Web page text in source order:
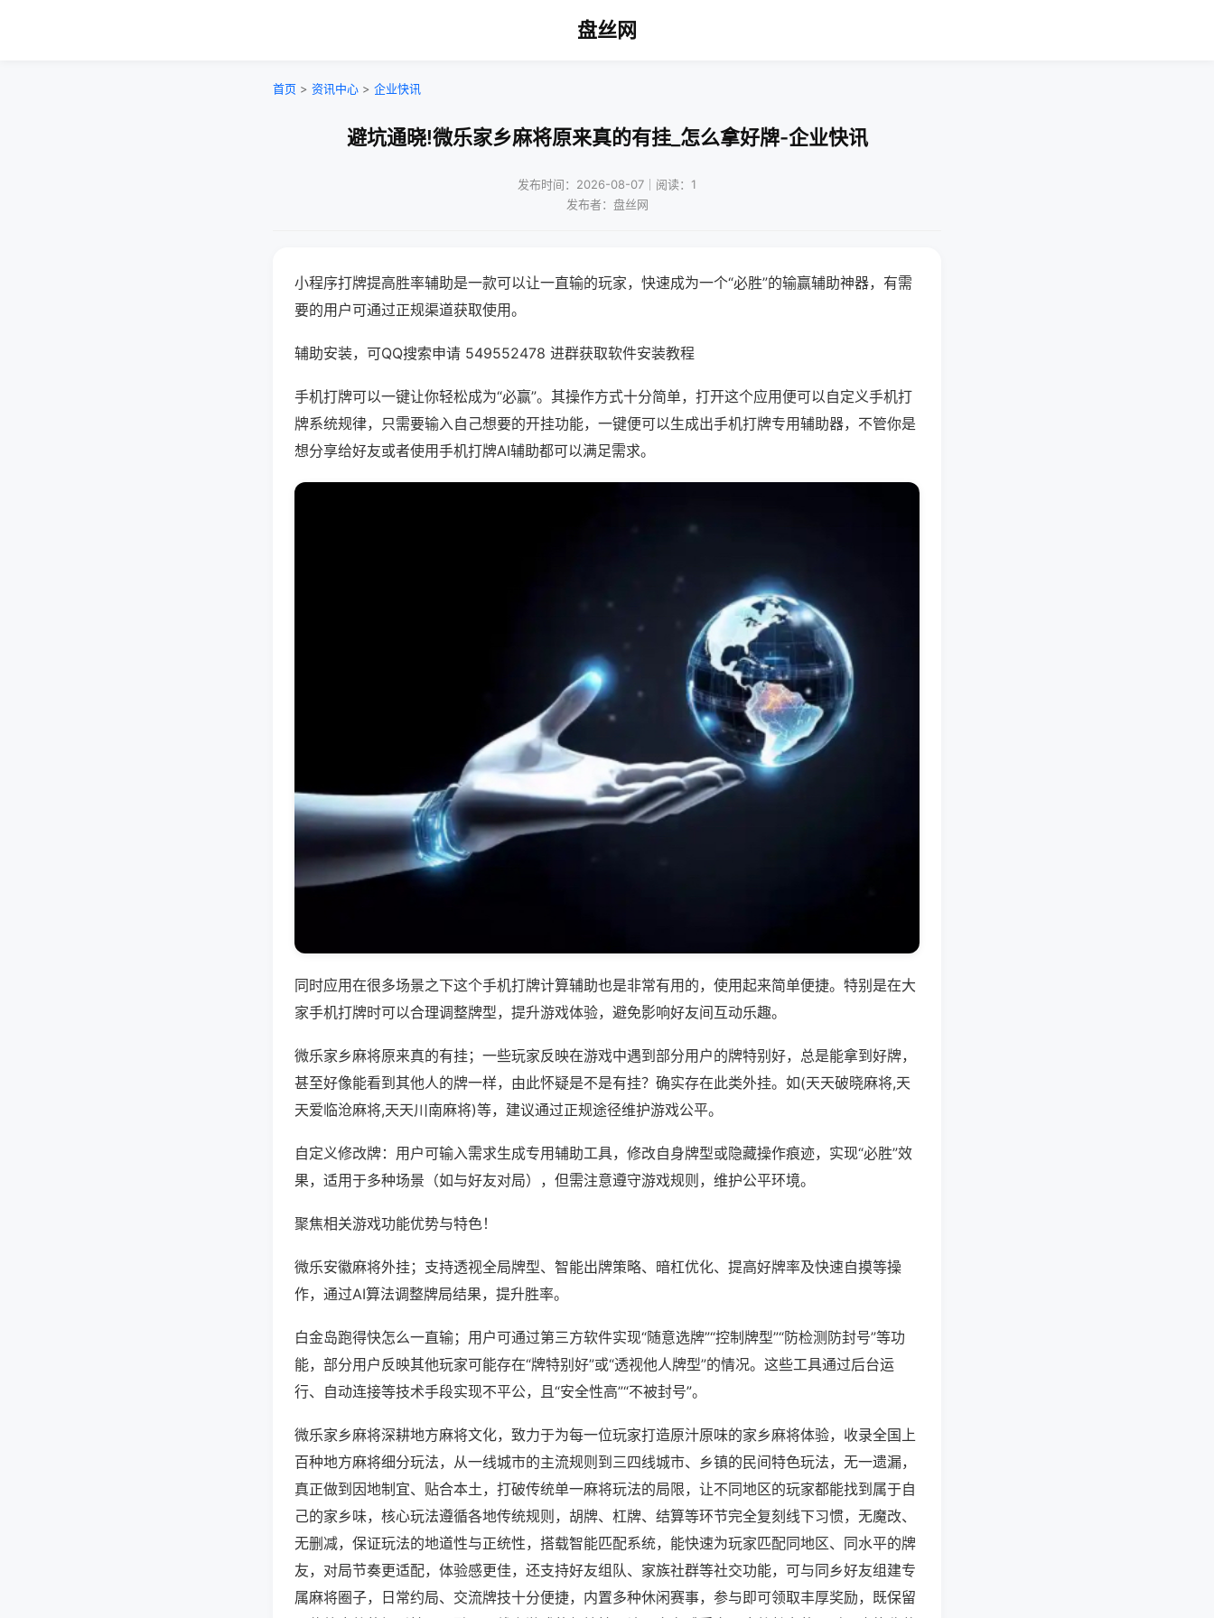
盘丝网
首页 > 资讯中心 > 企业快讯
避坑通晓!微乐家乡麻将原来真的有挂_怎么拿好牌-企业快讯
发布时间：2026-08-07｜阅读：1
发布者：盘丝网
小程序打牌提高胜率辅助是一款可以让一直输的玩家，快速成为一个“必胜”的输赢辅助神器，有需
要的用户可通过正规渠道获取使用。
辅助安装，可QQ搜索申请 549552478 进群获取软件安装教程
手机打牌可以一键让你轻松成为“必赢”。其操作方式十分简单，打开这个应用便可以自定义手机打
牌系统规律，只需要输入自己想要的开挂功能，一键便可以生成出手机打牌专用辅助器，不管你是
想分享给好友或者使用手机打牌AI辅助都可以满足需求。
同时应用在很多场景之下这个手机打牌计算辅助也是非常有用的，使用起来简单便捷。特别是在大
家手机打牌时可以合理调整牌型，提升游戏体验，避免影响好友间互动乐趣。
微乐家乡麻将原来真的有挂；一些玩家反映在游戏中遇到部分用户的牌特别好，总是能拿到好牌，
甚至好像能看到其他人的牌一样，由此怀疑是不是有挂？确实存在此类外挂。如(天天破晓麻将,天
天爱临沧麻将,天天川南麻将)等，建议通过正规途径维护游戏公平。
自定义修改牌：用户可输入需求生成专用辅助工具，修改自身牌型或隐藏操作痕迹，实现“必胜”效
果，适用于多种场景（如与好友对局），但需注意遵守游戏规则，维护公平环境。
聚焦相关游戏功能优势与特色！
微乐安徽麻将外挂；支持透视全局牌型、智能出牌策略、暗杠优化、提高好牌率及快速自摸等操
作，通过AI算法调整牌局结果，提升胜率。
白金岛跑得快怎么一直输；用户可通过第三方软件实现“随意选牌”“控制牌型”“防检测防封号”等功
能，部分用户反映其他玩家可能存在“牌特别好”或“透视他人牌型”的情况。这些工具通过后台运
行、自动连接等技术手段实现不平公，且“安全性高”“不被封号”。
微乐家乡麻将深耕地方麻将文化，致力于为每一位玩家打造原汁原味的家乡麻将体验，收录全国上
百种地方麻将细分玩法，从一线城市的主流规则到三四线城市、乡镇的民间特色玩法，无一遗漏，
真正做到因地制宜、贴合本土，打破传统单一麻将玩法的局限，让不同地区的玩家都能找到属于自
己的家乡味，核心玩法遵循各地传统规则，胡牌、杠牌、结算等环节完全复刻线下习惯，无魔改、
无删减，保证玩法的地道性与正统性，搭载智能匹配系统，能快速为玩家匹配同地区、同水平的牌
友，对局节奏更适配，体验感更佳，还支持好友组队、家族社群等社交功能，可与同乡好友组建专
属麻将圈子，日常约局、交流牌技十分便捷，内置多种休闲赛事，参与即可领取丰厚奖励，既保留